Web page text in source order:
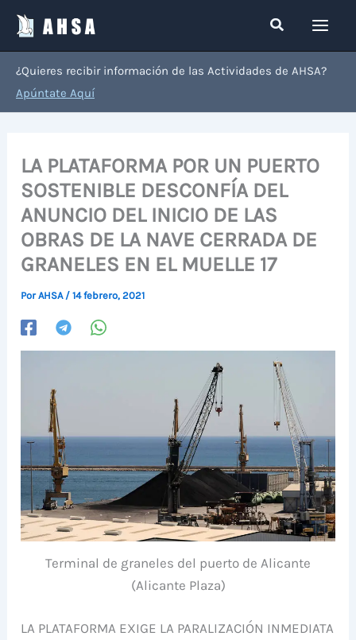
contenido
Buscar
¿Quieres recibir información de las Actividades de AHSA?
Apúntate Aquí
LA PLATAFORMA POR UN PUERTO
SOSTENIBLE DESCONFÍA DEL
ANUNCIO DEL INICIO DE LAS
OBRAS DE LA NAVE CERRADA DE
GRANELES EN EL MUELLE 17
PorAHSA /14 febrero, 2021
Terminal de graneles del puerto de Alicante
(Alicante Plaza)
LA PLATAFORMA EXIGE LA PARALIZACIÓN INMEDIATA